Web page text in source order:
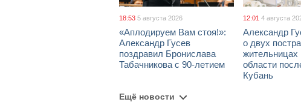
18:53 5 августа 2026
«Аплодируем Вам стоя!»:
Александр Гусев
поздравил Бронислава
Табачникова с 90-летием
12:01 4 августа
Александр
о двух
жительницах
области
Кубань
Ещё новости